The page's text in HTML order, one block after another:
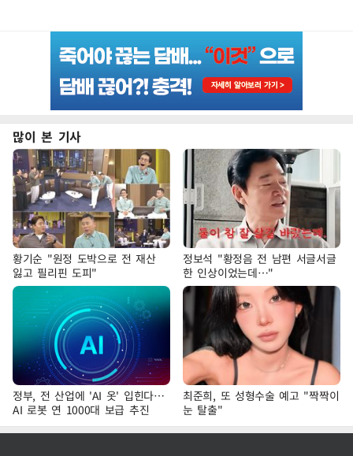
많이 본 기사
황기순 "원정 도박으로 전 재산
잃고 필리핀 도피"
정보석 "황정음 전 남편 서글서글
한 인상이었는데…"
정부, 전 산업에 'AI 옷' 입힌다…
AI 로봇 연 1000대 보급 추진
최준희, 또 성형수술 예고 "짝짝이
눈 탈출"